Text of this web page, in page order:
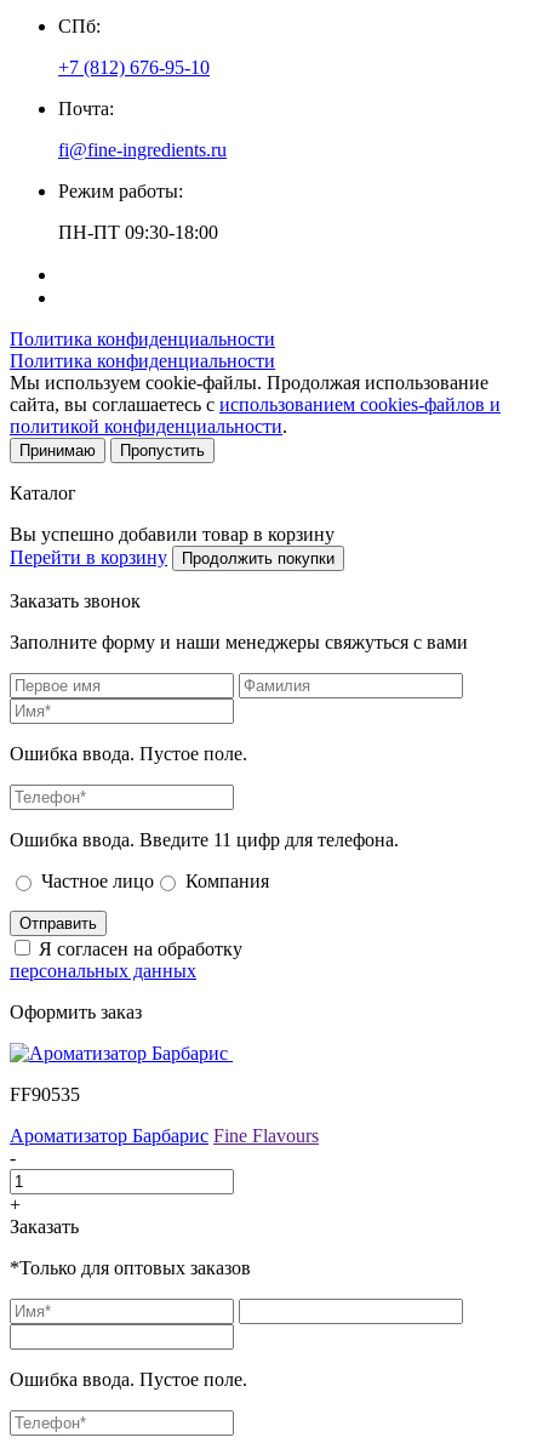
СПб:
+7 (812) 676-95-10
Почта:
fi@fine-ingredients.ru
Режим работы:
ПН-ПТ 09:30-18:00
Политика конфиденциальности
Политика конфиденциальности
Мы используем cookie-файлы. Продолжая использование
сайта, вы соглашаетесь с использованием cookies-файлов и
политикой конфиденциальности.
Принимаю Пропустить
Каталог
Вы успешно добавили товар в корзину
Перейти в корзину
Продолжить покупки
Заказать звонок
Заполните форму и наши менеджеры свяжуться с вами
Ошибка ввода. Пустое поле.
Ошибка ввода. Введите 11 цифр для телефона.
Частное лицо
Компания
Отправить
Я согласен на обработку
персональных данных
Оформить заказ
FF90535
Ароматизатор Барбарис Fine Flavours
-
+
Заказать
*Только для оптовых заказов
Ошибка ввода. Пустое поле.